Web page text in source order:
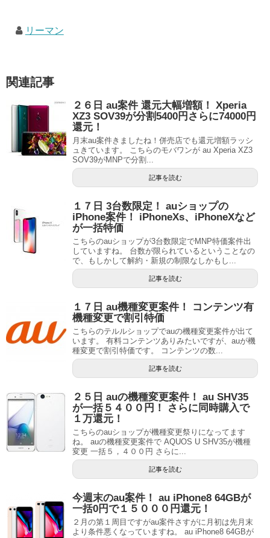
リーマン
関連記事
２６日 au案件 還元大幅増額！ Xperia
XZ3 SOV39が分割5400円さらに74000円
還元！
月末au案件きましたね！併売店でも還元増額ラッシ
ュきています。 こちらのモバワンが au Xperia XZ3
SOV39がMNPで分割...
記事を読む
１７日 3台数限定！ auショップの
iPhone案件！ iPhoneXs、iPhoneXなど
が一括特価
こちらのauショップが3台数限定でMNP特価案件出
していますね。 台数が限られているということなの
で、もしかして解約・新規の制限なしかもし...
記事を読む
１７日 au機種変更案件！ コンテンツ有
機種変更で割引特価
こちらのテルルショップでauの機種変更案件が出て
います。 有料コンテンツありみたいですが、auが機
種変更で割引特価です。 コンテンツの数...
記事を読む
２５日 auの機種変更案件！ au SHV35
が一括５４００円！ さらに同時購入で
１万還元！
こちらのauショップが機種変更祭りになってます
ね。 auの機種変更案件で AQUOS U SHV35が機種
変更 一括５，４００円 さらに...
記事を読む
今週末のau案件！ au iPhone8 64GBが
一括0円で１５０００円還元！
２月の第１周目ですがau案件さすがに月初は先月末
より条件悪くなっていますね。 au iPhone8 64GBが